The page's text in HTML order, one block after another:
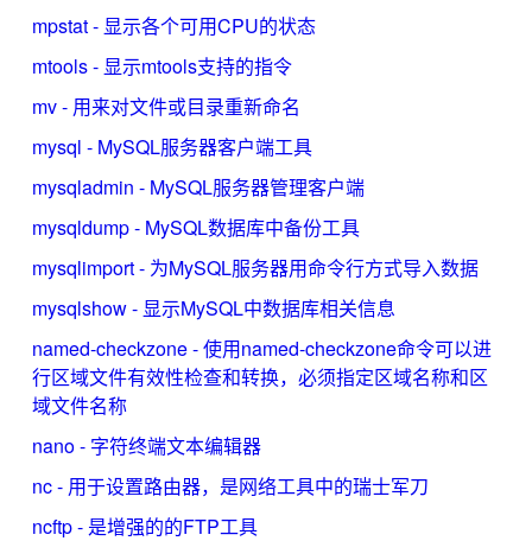
mpstat - 显示各个可用CPU的状态
mtools - 显示mtools支持的指令
mv - 用来对文件或目录重新命名
mysql - MySQL服务器客户端工具
mysqladmin - MySQL服务器管理客户端
mysqldump - MySQL数据库中备份工具
mysqlimport - 为MySQL服务器用命令行方式导入数据
mysqlshow - 显示MySQL中数据库相关信息
named-checkzone - 使用named-checkzone命令可以进
行区域文件有效性检查和转换，必须指定区域名称和区
域文件名称
nano - 字符终端文本编辑器
nc - 用于设置路由器，是网络工具中的瑞士军刀
ncftp - 是增强的的FTP工具